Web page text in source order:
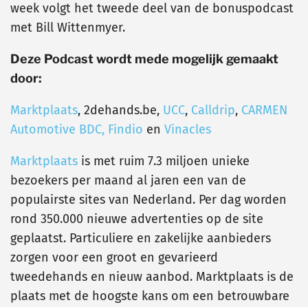
week volgt het tweede deel van de bonuspodcast
met Bill Wittenmyer.
Deze Podcast wordt mede mogelijk gemaakt
door:
Marktplaats, 2dehands.be, UCC, Calldrip, CARMEN
Automotive BDC, Findio en Vinacles
Marktplaats is met ruim 7.3 miljoen unieke
bezoekers per maand al jaren een van de
populairste sites van Nederland. Per dag worden
rond 350.000 nieuwe advertenties op de site
geplaatst. Particuliere en zakelijke aanbieders
zorgen voor een groot en gevarieerd
tweedehands en nieuw aanbod. Marktplaats is de
plaats met de hoogste kans om een betrouwbare